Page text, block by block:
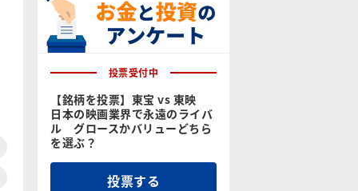
投票受付中
【銘柄を投票】東宝 vs 東映
日本の映画業界で永遠のライバ
ル グロースかバリューどちら
を選ぶ？
投票する